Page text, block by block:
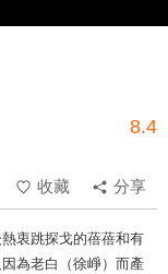
8.4
收藏
分享
衷跳探戈的蓓蓓和有
為老白（徐崢）而產